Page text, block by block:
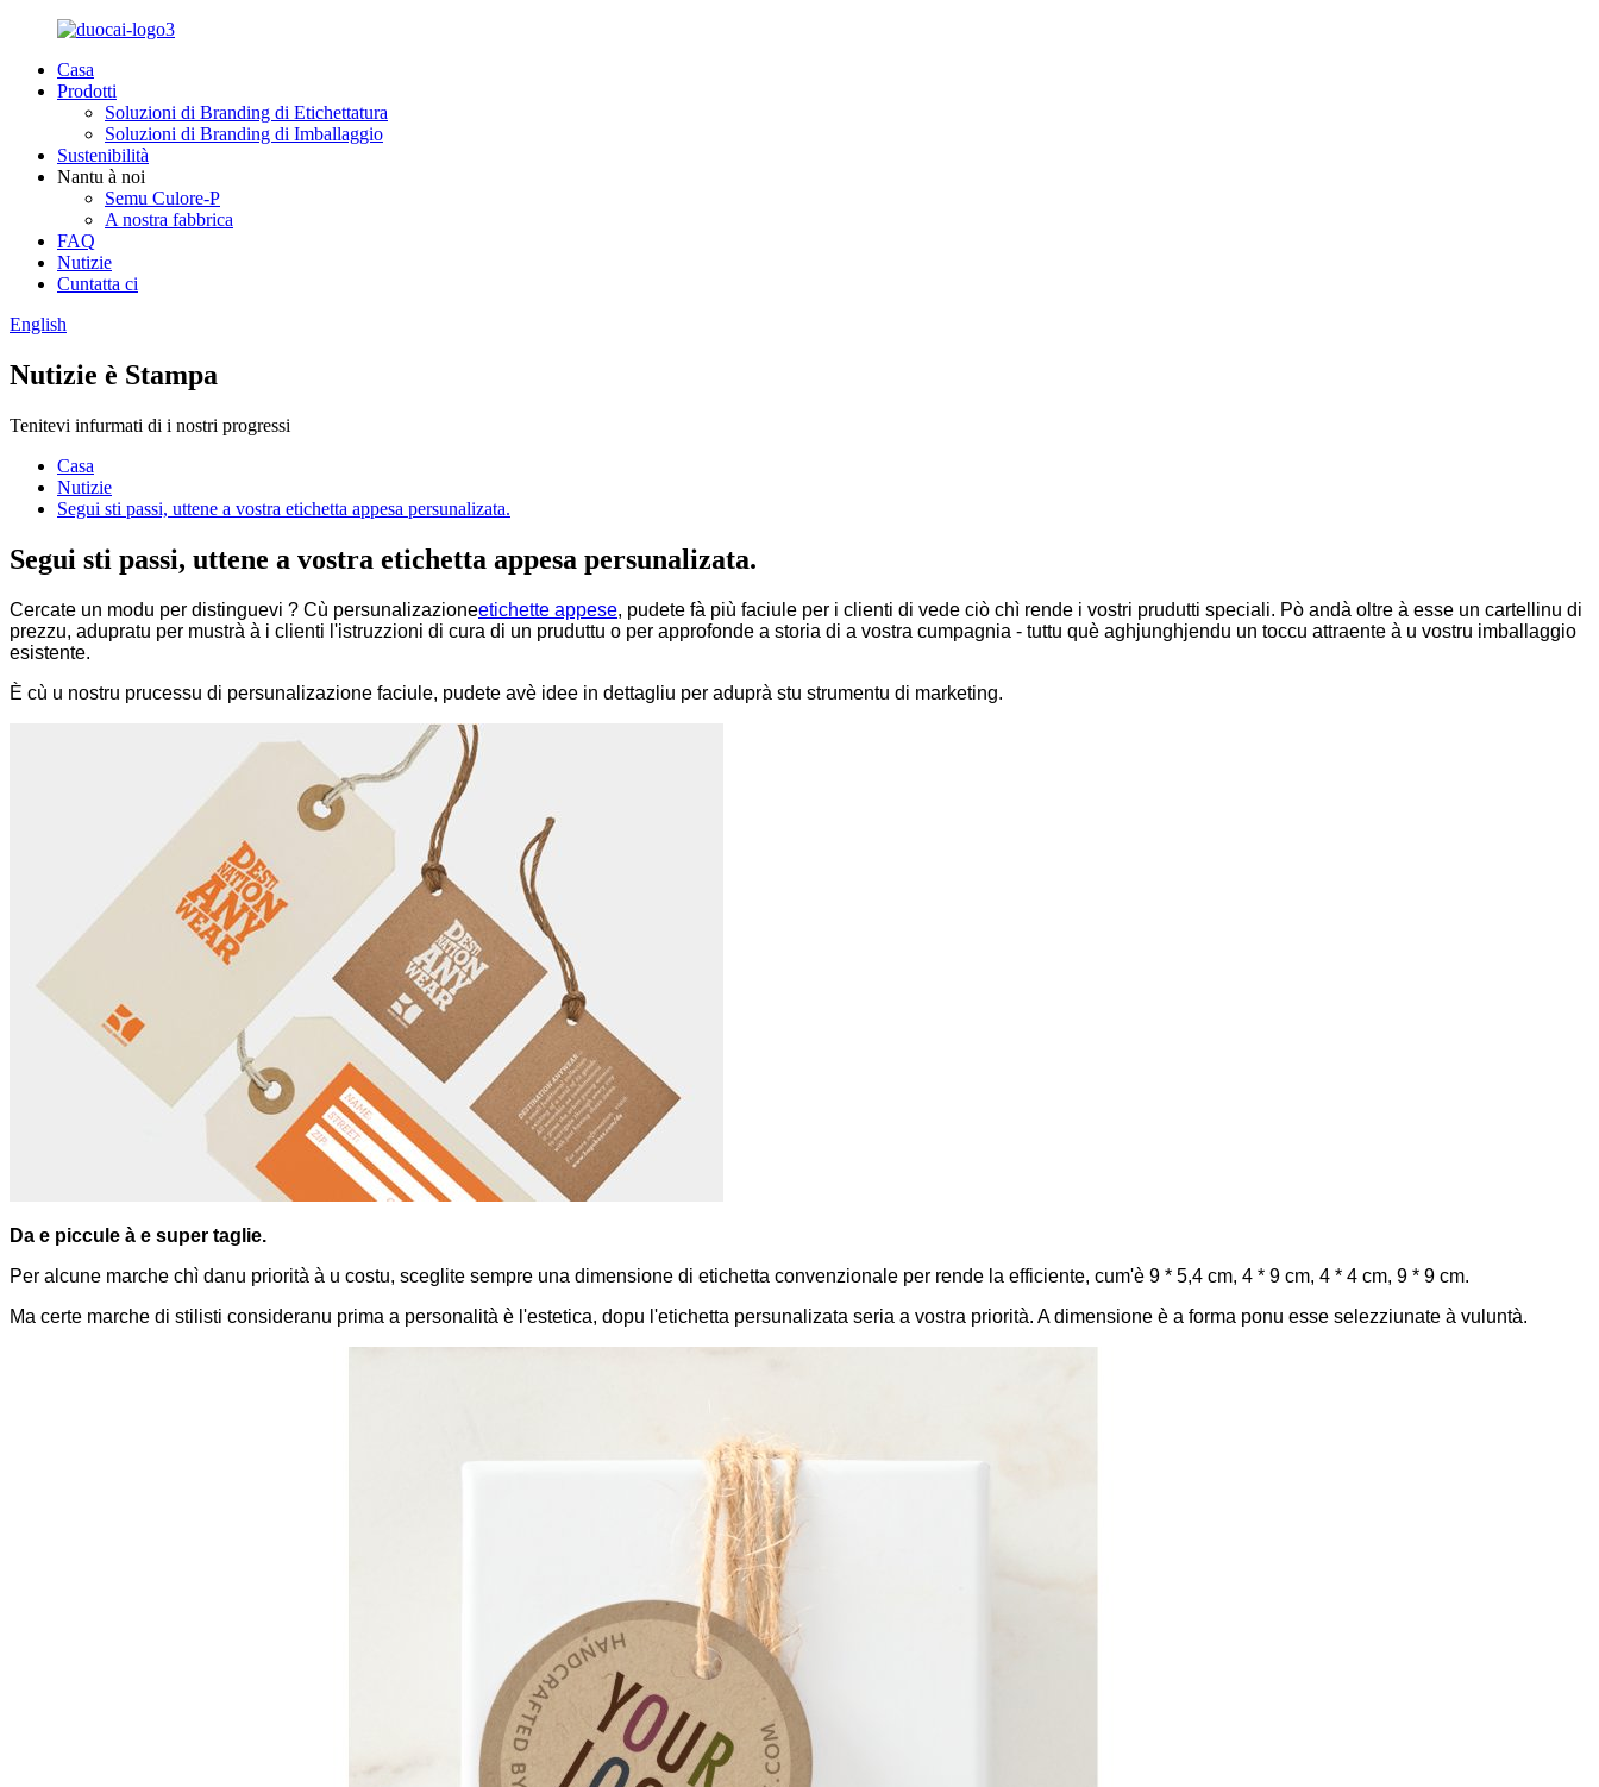
Casa
Prodotti
Soluzioni di Branding di Etichettatura
Soluzioni di Branding di Imballaggio
Sustenibilità
Nantu à noi
Semu Culore-P
A nostra fabbrica
FAQ
Nutizie
Cuntatta ci
English
Nutizie è Stampa
Tenitevi infurmati di i nostri progressi
Casa
Nutizie
Segui sti passi, uttene a vostra etichetta appesa persunalizata.
Segui sti passi, uttene a vostra etichetta appesa persunalizata.
Cercate un modu per distinguevi ? Cù persunalizazioneetichette appese, pudete fà più faciule per i clienti di vede ciò chì rende i vostri prudutti speciali. Pò andà oltre à esse un cartellinu di
prezzu, adupratu per mustrà à i clienti l'istruzzioni di cura di un pruduttu o per approfonde a storia di a vostra cumpagnia - tuttu què aghjunghjendu un toccu attraente à u vostru imballaggio
esistente.
È cù u nostru prucessu di persunalizazione faciule, pudete avè idee in dettagliu per aduprà stu strumentu di marketing.
Da e piccule à e super taglie.
Per alcune marche chì danu priorità à u costu, sceglite sempre una dimensione di etichetta convenzionale per rende la efficiente, cum'è 9 * 5,4 cm, 4 * 9 cm, 4 * 4 cm, 9 * 9 cm.
Ma certe marche di stilisti consideranu prima a personalità è l'estetica, dopu l'etichetta persunalizata seria a vostra priorità. A dimensione è a forma ponu esse selezziunate à vuluntà.